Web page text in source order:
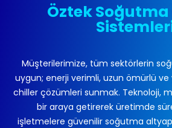
Öztek
Müşterilerimize, tüm sektörlerin
uygun; enerji verimli, uzun ömürlü ve
chiller çözümleri sunmak. Teknoloji,
bir araya getirerek üretimde
işletmelere güvenilir soğutma